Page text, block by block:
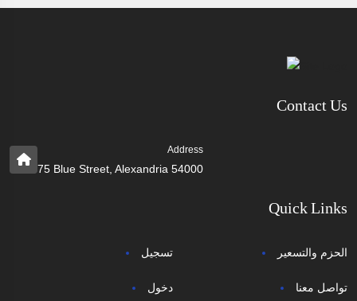
Contact Us
Address
75 Blue Street, Alexandria 54000
Quick Links
تسجيل
دخول
الحزم والتسعير
تواصل معنا